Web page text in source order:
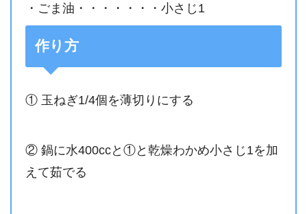
・ごま油・・・・・・・小さじ1
作り方
① 玉ねぎ1/4個を薄切りにする
② 鍋に水400ccと①と乾燥わかめ小さじ1を加
えて茹でる